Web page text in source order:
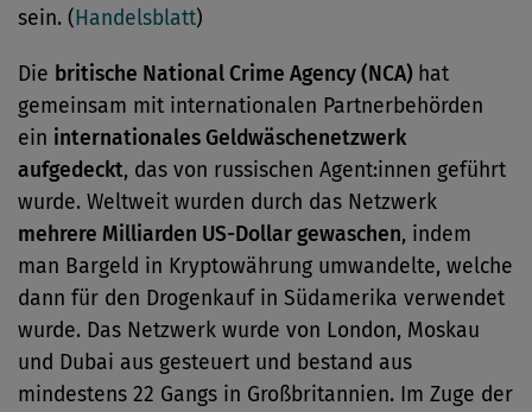
sein. ( Handelsblatt)
Die britische National Crime Agency (NCA) hat
gemeinsam mit internationalen Partnerbehörden
ein internationales Geldwäschenetzwerk
aufgedeckt, das von russischen Agent:innen geführt
wurde. Weltweit wurden durch das Netzwerk
mehrere Milliarden US-Dollar gewaschen, indem
man Bargeld in Kryptowährung umwandelte, welche
dann für den Drogenkauf in Südamerika verwendet
wurde. Das Netzwerk wurde von London, Moskau
und Dubai aus gesteuert und bestand aus
mindestens 22 Gangs in Großbritannien. Im Zuge der